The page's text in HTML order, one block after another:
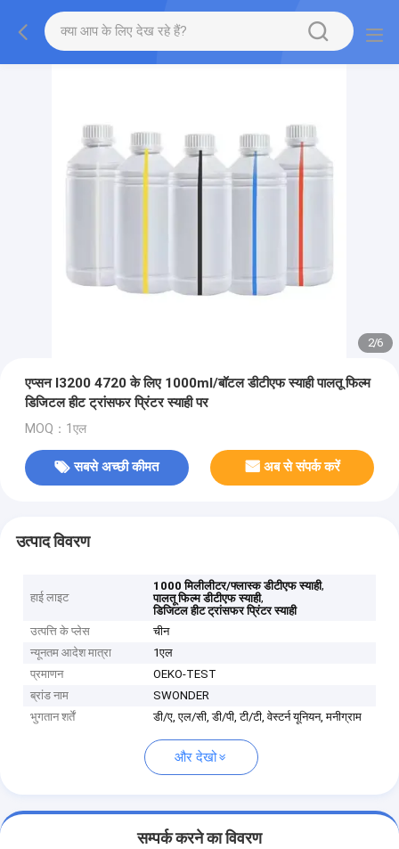
2/6
एप्सन I3200 4720 के लिए 1000ml/बॉटल डीटीएफ स्याही पालतू फिल्म
डिजिटल हीट ट्रांसफर प्रिंटर स्याही पर
MOQ：1एल
सबसे अच्छी कीमत अब से संपर्क करें
उत्पाद विवरण
हाई लाइट
1000 मिलीलीटर/फ्लास्क डीटीएफ स्याही,
पालतू फिल्म डीटीएफ स्याही,
डिजिटल हीट ट्रांसफर प्रिंटर स्याही
उत्पत्ति के प्लेस
चीन
न्यूनतम आदेश मात्रा
1एल
प्रमाणन
OEKO-TEST
ब्रांड नाम
SWONDER
भुगतान शर्तें
डी/ए, एल/सी, डी/पी, टी/टी, वेस्टर्न यूनियन, मनीग्राम
और देखो
सम्पर्क करने का विवरण